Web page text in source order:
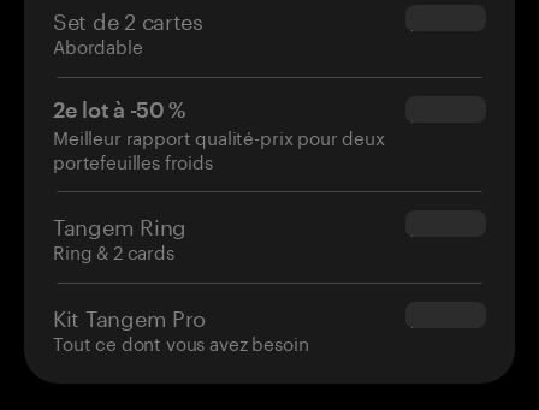
Set de 2 cartes
Abordable
$54.90
2e lot à -50 %
Meilleur rapport qualité-prix pour deux
portefeuilles froids
$34.95
Tangem Ring
Ring & 2 cards
$160.00
Kit Tangem Pro
Tout ce dont vous avez besoin
$180.00